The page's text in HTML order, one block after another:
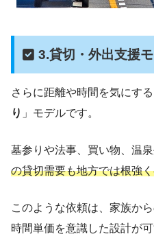
3.貸切・外出支援
さらに距離や時間を気にす
り 」モデルです。
墓参りや法事、買い物、温泉
の貸切需要も地方では根強
このような依頼は、家族か
時間単価を意識した設計が可